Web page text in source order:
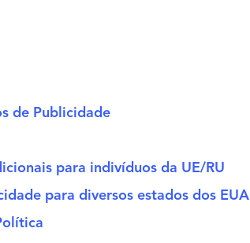
de Publicidade
para indivíduos da UE/RU
para diversos estados dos EUA